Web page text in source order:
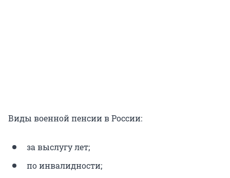
Виды военной пенсии в России:
за выслугу лет;
по инвалидности;